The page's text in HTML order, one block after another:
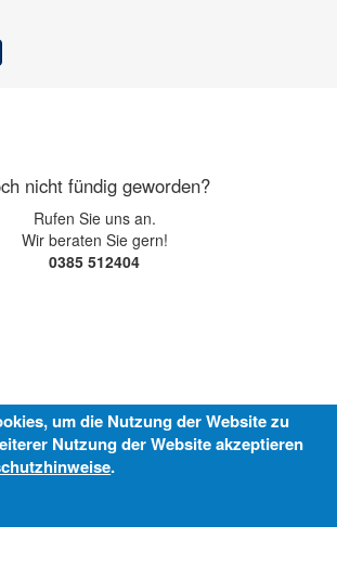
nicht fündig geworden?
Rufen Sie uns an.
Wir beraten Sie gern!
0385 512404
| Buchbinderstraße 19 | 18055 Rostock | Filiale in
4 | Telefon: (03 85) 51 24 04
um die Nutzung der Website zu
Nutzung der Website akzeptieren
.